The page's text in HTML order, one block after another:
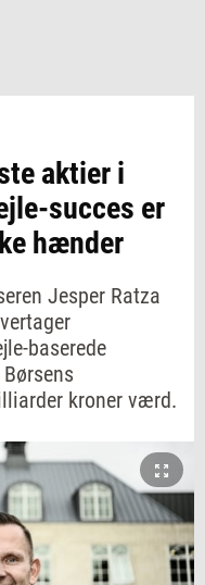
aktier i
succes er
hænder
Jesper Ratza
baserede
kroner værd.